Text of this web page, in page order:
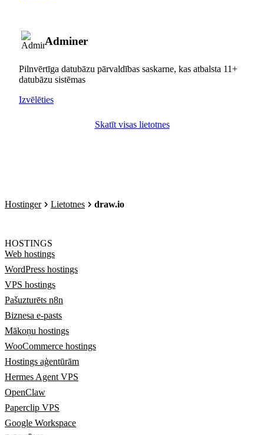
Adminer
Pilnvērtīga datubāzu pārvaldības saskarne, kas atbalsta 11+
datubāzu sistēmas
Izvēlēties
Skatīt visas lietotnes
Hostinger Lietotnes draw.io
HOSTINGS
Web hostings
WordPress hostings
VPS hostings
Pašuzturēts n8n
Biznesa e-pasts
Mākoņu hostings
WooCommerce hostings
Hostings aģentūrām
Hermes Agent VPS
OpenClaw
Paperclip VPS
Google Workspace